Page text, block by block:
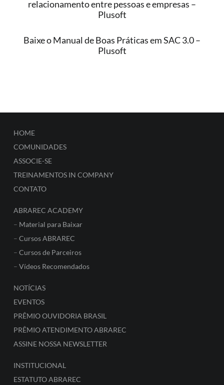
relacionamento entre pessoas e empresas –
Plusoft
Baixe o Manual de Boas Práticas em SAC 3.0 –
Plusoft
HOME
COMUNIDADES
ASSOCIE-SE
TREINAMENTOS IN COMPANY
CONTATO
ABRAREC ACADEMY
– Material para Baixar
– Cursos ABRAREC
– Cursos de Parceiros
– Vídeos Recomendados
NOTÍCIAS
EVENTOS
PRÊMIO OUVIDORIA BRASIL
PRÊMIO ATENDIMENTO ABRAREC
ASSINE NOSSA NEWSLETTER
INSTITUCIONAL
ESTATUTO ABRAREC